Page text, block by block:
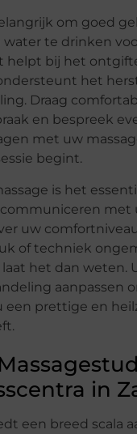
om goed
water te drinken
helpt bij het
het
Draag
en bespreek
met uw
begint.
is het
met
uw
of techniek
laat het dan weten.
aanpassen
een prettige en
in
een breed scala